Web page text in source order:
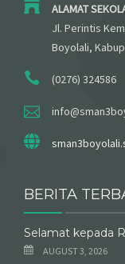
ALAMAT
Jl. Perintis
Boyolali,
(0276) 324586
BERITA
Selamat kepada
AUGUST 3, 2026